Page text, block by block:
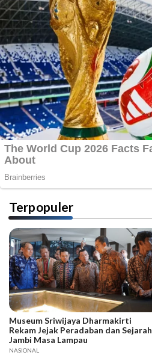
Terpopuler
Museum Sriwijaya Dharmakirti
Rekam Jejak Peradaban dan Sejarah
Jambi Masa Lampau
NASIONAL